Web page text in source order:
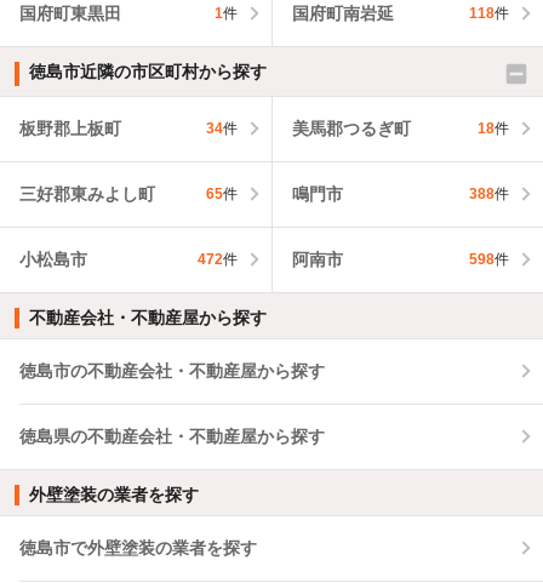
国府町東黒田 1件 国府町南岩延 118件
徳島市近隣の市区町村から探す
板野郡上板町 34件 美馬郡つるぎ町 18件
三好郡東みよし町 65件 鳴門市 388件
小松島市 472件 阿南市 598件
不動産会社・不動産屋から探す
徳島市の不動産会社・不動産屋から探す
徳島県の不動産会社・不動産屋から探す
外壁塗装の業者を探す
徳島市で外壁塗装の業者を探す